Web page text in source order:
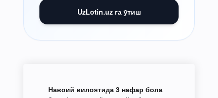
UzLotin.uz га ўтиш
Навоий вилоятида 3 нафар бола